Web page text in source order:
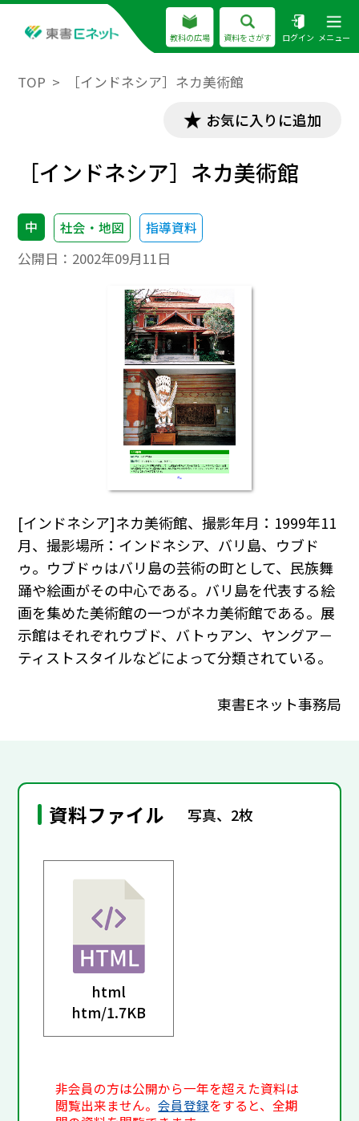
教科の広場 資料をさがす ログイン メニュー
TOP ［インドネシア］ネカ美術館
お気に入りに追加
［インドネシア］ネカ美術館
中 社会・地図 指導資料
公開日： 2002年09月11日
[インドネシア]ネカ美術館、撮影年月：1999年11
月、撮影場所：インドネシア、バリ島、ウブド
ゥ。ウブドゥはバリ島の芸術の町として、民族舞
踊や絵画がその中心である。バリ島を代表する絵
画を集めた美術館の一つがネカ美術館である。展
示館はそれぞれウブド、バトゥアン、ヤングア－
ティストスタイルなどによって分類されている。
東書Eネット事務局
資料ファイル 写真、2枚
html
htm/1.7KB
非会員の方は公開から一年を超えた資料は
閲覧出来ません。会員登録をすると、全期